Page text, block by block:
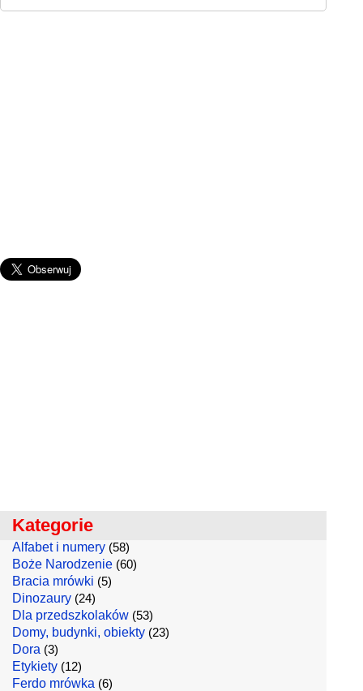
Kategorie
Alfabet i numery (58)
Boże Narodzenie (60)
Bracia mrówki (5)
Dinozaury (24)
Dla przedszkolaków (53)
Domy, budynki, obiekty (23)
Dora (3)
Etykiety (12)
Ferdo mrówka (6)